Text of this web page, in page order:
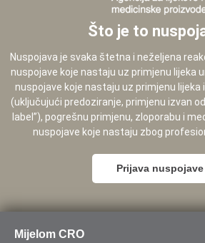
Što je to
Nuspojava je svaka štetna i neželjena
nuspojave koje nastaju uz primjenu lijeka
nuspojave koje nastaju uz primjenu lijeka
(uključujući predoziranje, primjenu izvan
label”), pogrešnu primjenu, zloporabu i
nuspojave koje nastaju zbog
Prijava nuspojave
Mijelom CRO